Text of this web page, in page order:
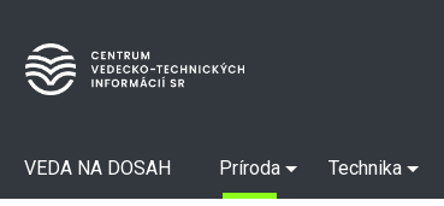
VEDA NA DOSAH Príroda Technika